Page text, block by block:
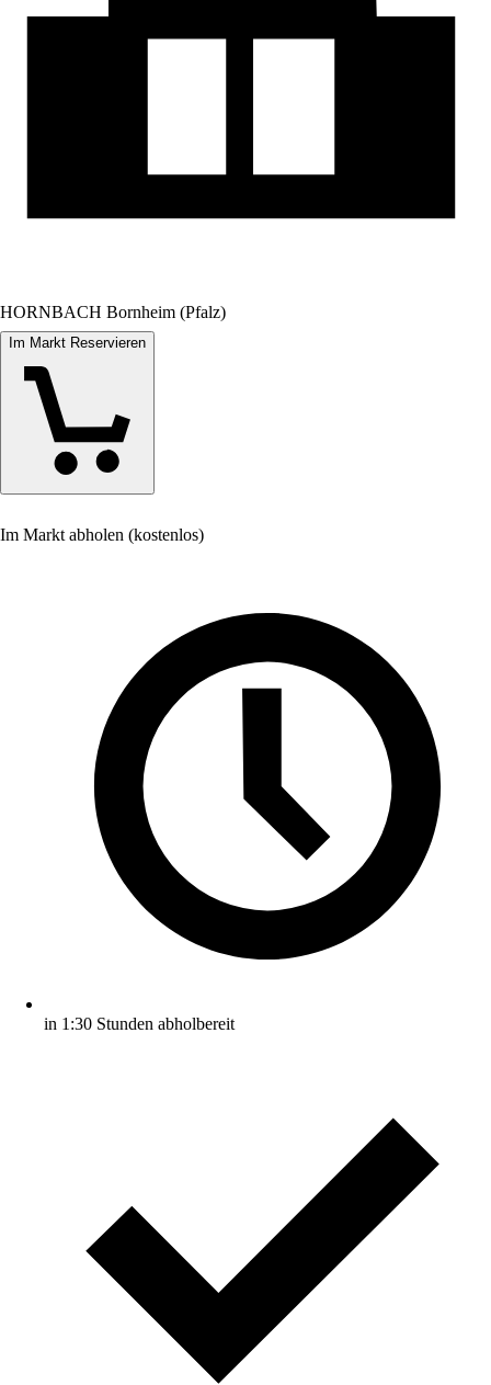
HORNBACH Bornheim (Pfalz)
Im Markt Reservieren
Im Markt abholen (kostenlos)
in 1:30 Stunden abholbereit